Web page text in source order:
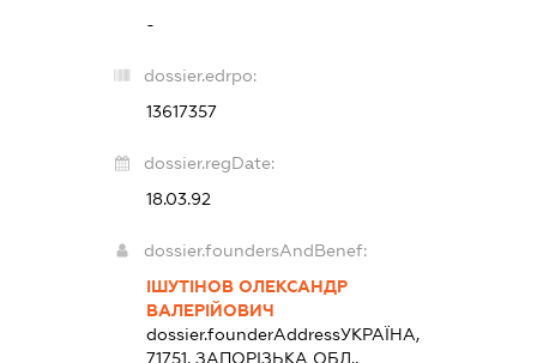
-
dossier.edrpo:
13617357
dossier.regDate:
18.03.92
dossier.foundersAndBenef:
ІШУТІНОВ ОЛЕКСАНДР
ВАЛЕРІЙОВИЧ
dossier.founderAddressУКРАЇНА,
71751, ЗАПОРІЗЬКА ОБЛ.,